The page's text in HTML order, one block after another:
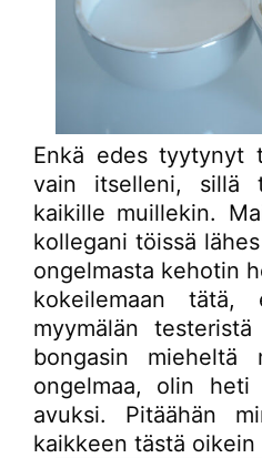
Enkä edes tyytynyt
vain itselleni, sillä
kaikille muillekin.
kollegani töissä
ongelmasta kehotin
kokeilemaan tätä,
myymälän
bongasin mieheltä
ongelmaa, olin heti
avuksi. Pitäähän
kaikkeen tästä oikein